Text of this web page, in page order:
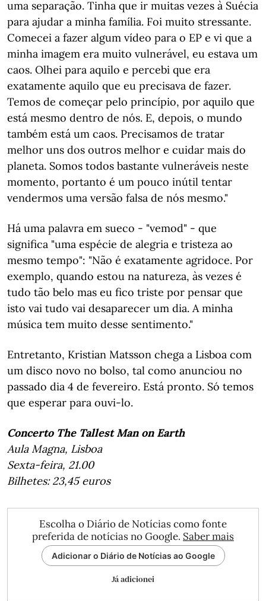
uma separação. Tinha que ir muitas vezes à Suécia
para ajudar a minha família. Foi muito stressante.
Comecei a fazer algum vídeo para o EP e vi que a
minha imagem era muito vulnerável, eu estava um
caos. Olhei para aquilo e percebi que era
exatamente aquilo que eu precisava de fazer.
Temos de começar pelo princípio, por aquilo que
está mesmo dentro de nós. E, depois, o mundo
também está um caos. Precisamos de tratar
melhor uns dos outros melhor e cuidar mais do
planeta. Somos todos bastante vulneráveis neste
momento, portanto é um pouco inútil tentar
vendermos uma versão falsa de nós mesmo."
Há uma palavra em sueco - "vemod" - que
significa "uma espécie de alegria e tristeza ao
mesmo tempo": "Não é exatamente agridoce. Por
exemplo, quando estou na natureza, às vezes é
tudo tão belo mas eu fico triste por pensar que
isto vai tudo vai desaparecer um dia. A minha
música tem muito desse sentimento."
Entretanto, Kristian Matsson chega a Lisboa com
um disco novo no bolso, tal como anunciou no
passado dia 4 de fevereiro. Está pronto. Só temos
que esperar para ouvi-lo.
Concerto The Tallest Man on Earth
Aula Magna, Lisboa
Sexta-feira, 21.00
Bilhetes: 23,45 euros
Escolha o Diário de Notícias como fonte
preferida de notícias no Google. Saber mais
Adicionar o Diário de Notícias ao Google
Já adicionei